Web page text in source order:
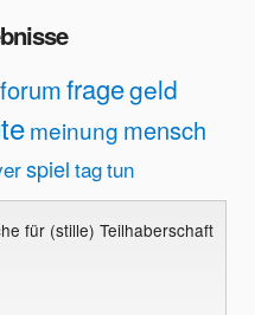
forumfragegeld
meinung mensch
spiel tagtun
für (stille) Teilhaberschaft